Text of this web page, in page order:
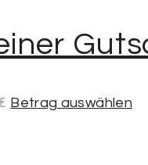
Betrag auswählen